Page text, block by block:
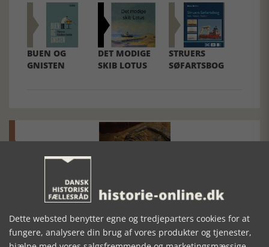
BUEN OG
GNISTEN
DET MODIGE
SKIB LOTUS
STRUERS
SØFARTSBOG
Mosefolket
Silkeborg Hovedgården
Dette websted benytter egne og tredjeparters cookies for at
fungere, analysere din brug af vores produkter og tjenester,